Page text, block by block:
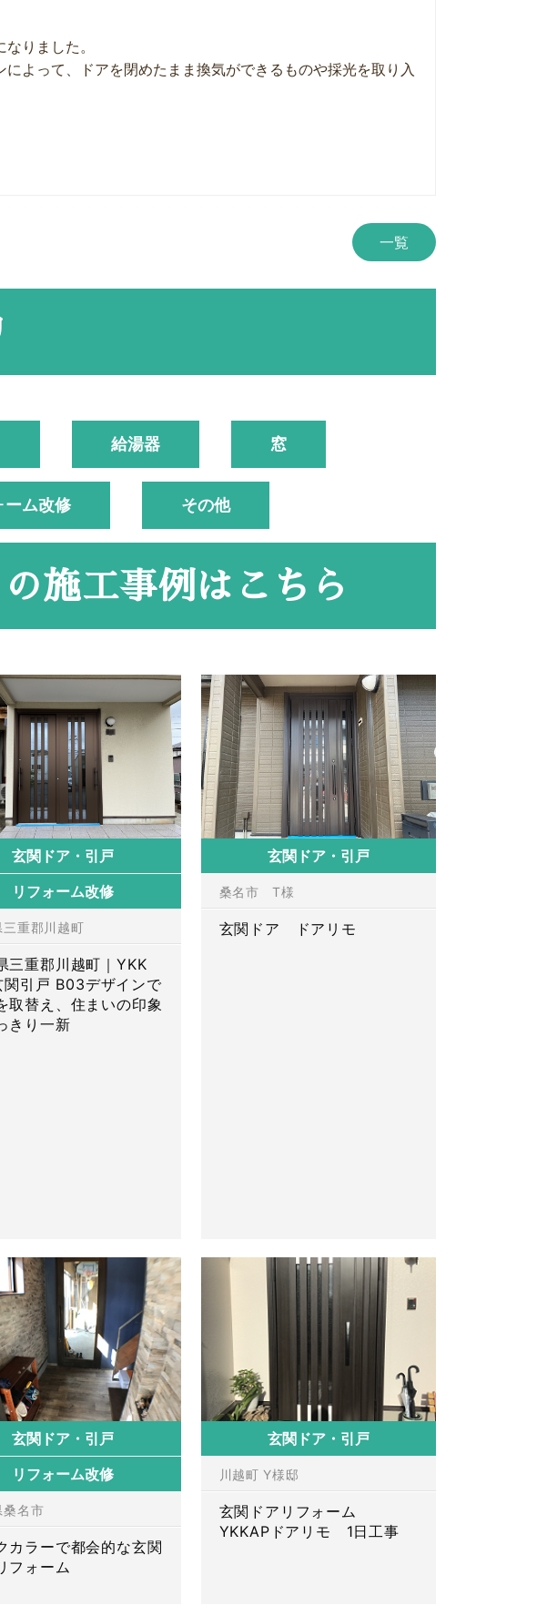
りました。
よって、ドアを閉めたまま換気ができるものや採光を取り入
一覧
給湯器 窓
ーム改修 その他
施工事例はこちら
玄関ドア・引戸
リフォーム改修
三重郡川越町
三重郡川越町｜YKK
関引戸 B03デザインで
取替え、住まいの印象
きり一新
玄関ドア・引戸
桑名市 T様
玄関ドア ドアリモ
玄関ドア・引戸
リフォーム改修
桑名市
カラーで都会的な玄関
フォーム
玄関ドア・引戸
川越町 Y様邸
玄関ドアリフォーム
YKKAPドアリモ 1日工事